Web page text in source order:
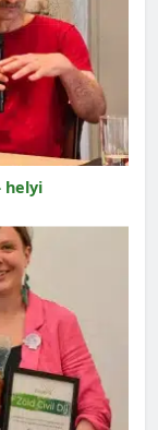
helyi